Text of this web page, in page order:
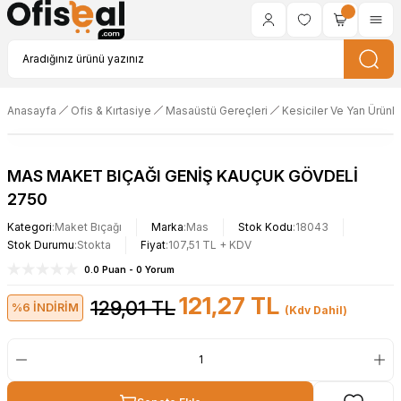
Anasayfa Ofis & Kırtasiye Masaüstü Gereçleri Kesiciler Ve Yan
MAS MAKET BIÇAĞI GENİŞ KAUÇUK GÖVDELİ
2750
Kategori Maket Bıçağı Marka Mas Stok Kodu 18043
Stok Durumu Stokta Fiyat 107,51 TL + KDV
0.0 Puan - 0 Yorum
%6 İNDİRİM 129,01 TL121,27 TL (Kdv Dahil)